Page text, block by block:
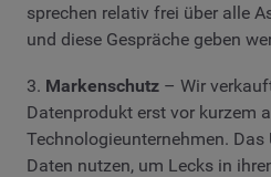
sprechen relativ frei über alle
und diese Gespräche geben
3. Markenschutz – Wir
Datenprodukt erst vor kurzem
Technologieunternehmen.
Daten nutzen, um Lecks in